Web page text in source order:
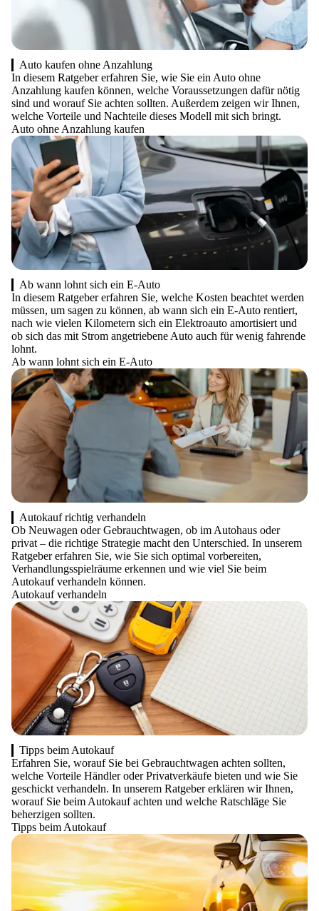
Auto kaufen ohne Anzahlung
In diesem Ratgeber erfahren Sie, wie Sie ein Auto ohne
Anzahlung kaufen können, welche Voraussetzungen dafür nötig
sind und worauf Sie achten sollten. Außerdem zeigen wir Ihnen,
welche Vorteile und Nachteile dieses Modell mit sich bringt.
Auto ohne Anzahlung kaufen
Ab wann lohnt sich ein E-Auto
In diesem Ratgeber erfahren Sie, welche Kosten beachtet werden
müssen, um sagen zu können, ab wann sich ein E-Auto rentiert,
nach wie vielen Kilometern sich ein Elektroauto amortisiert und
ob sich das mit Strom angetriebene Auto auch für wenig fahrende
lohnt.
Ab wann lohnt sich ein E-Auto
Autokauf richtig verhandeln
Ob Neuwagen oder Gebrauchtwagen, ob im Autohaus oder
privat – die richtige Strategie macht den Unterschied. In unserem
Ratgeber erfahren Sie, wie Sie sich optimal vorbereiten,
Verhandlungsspielräume erkennen und wie viel Sie beim
Autokauf verhandeln können.
Autokauf verhandeln
Tipps beim Autokauf
Erfahren Sie, worauf Sie bei Gebrauchtwagen achten sollten,
welche Vorteile Händler oder Privatverkäufe bieten und wie Sie
geschickt verhandeln. In unserem Ratgeber erklären wir Ihnen,
worauf Sie beim Autokauf achten und welche Ratschläge Sie
beherzigen sollten.
Tipps beim Autokauf